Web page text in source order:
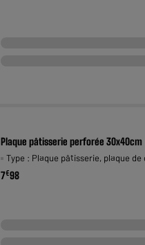
Plaque pâtisserie perforée 30x40cm
Type : Plaque pâtisserie, plaque de
7€98